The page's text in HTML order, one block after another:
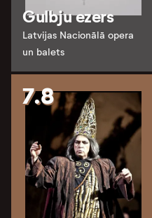
Gulbju ezers
Latvijas Nacionālā opera
un balets
7.8